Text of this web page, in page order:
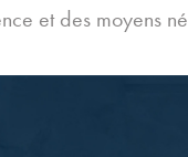
et des moyens